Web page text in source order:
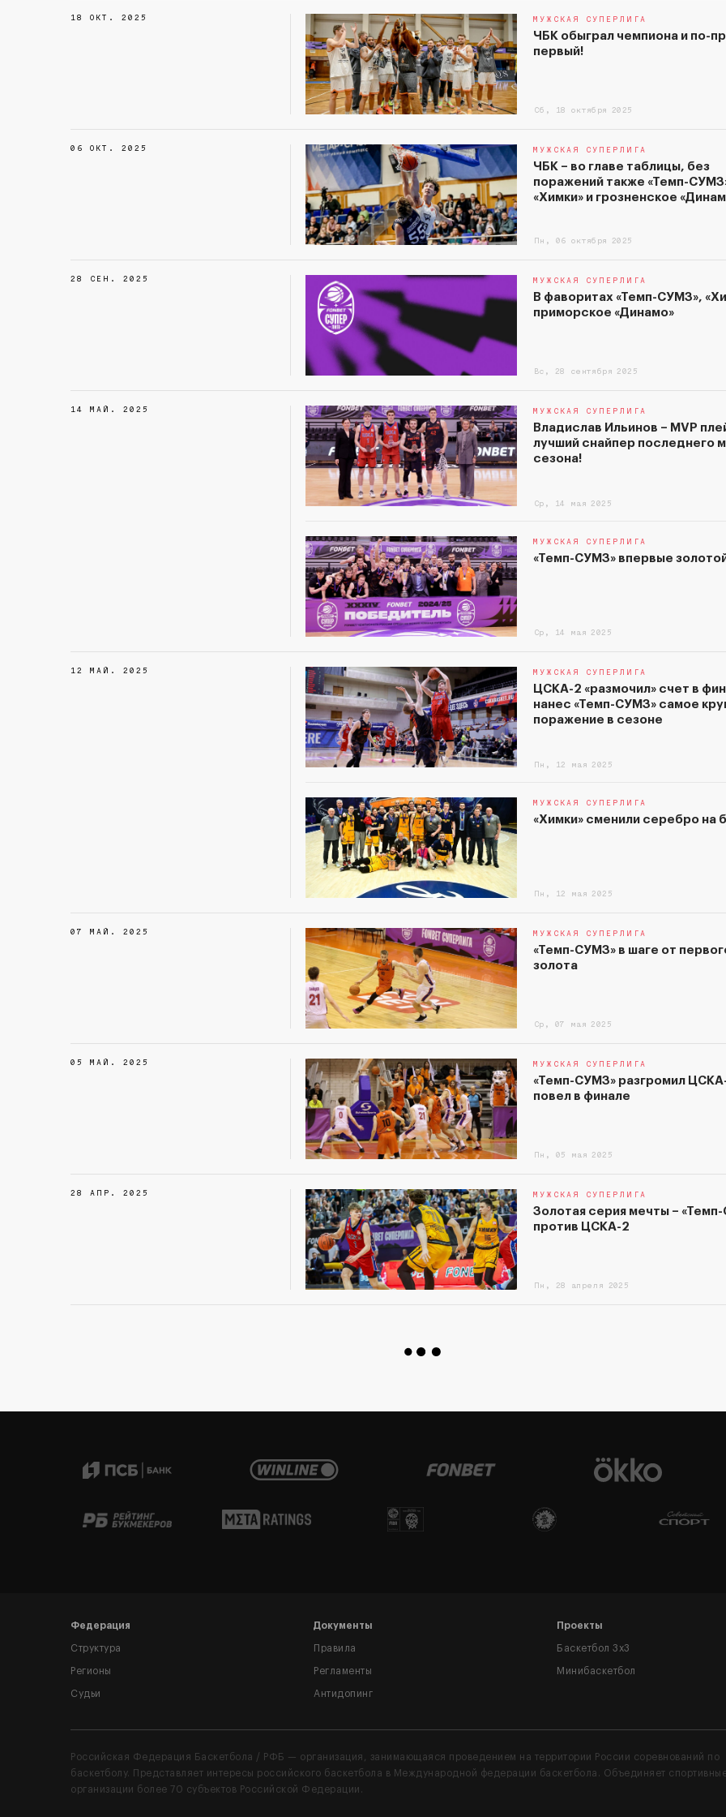
18 ОКТ. 2025 МУЖСКАЯ СУПЕРЛИГА
ЧБК обыграл чемпиона и по-
первый!
Сб, 18 октября 2025
06 ОКТ. 2025 МУЖСКАЯ СУПЕРЛИГА
ЧБК – во главе таблицы, без
поражений также «Темп-
«Химки» и грозненское
Пн, 06 октября 2025
28 СЕН. 2025 МУЖСКАЯ СУПЕРЛИГА
В фаворитах «Темп-СУМЗ»,
приморское «Динамо»
Вс, 28 сентября 2025
14 МАЙ. 2025 МУЖСКАЯ СУПЕРЛИГА
Владислав Ильинов – MVP
лучший снайпер последнего
сезона!
Ср, 14 мая 2025
МУЖСКАЯ СУПЕРЛИГА
«Темп-СУМЗ» впервые
Ср, 14 мая 2025
12 МАЙ. 2025 МУЖСКАЯ СУПЕРЛИГА
ЦСКА-2 «размочил» счет в
нанес «Темп-СУМЗ» самое
поражение в сезоне
Пн, 12 мая 2025
МУЖСКАЯ СУПЕРЛИГА
«Химки» сменили серебро на
Пн, 12 мая 2025
07 МАЙ. 2025 МУЖСКАЯ СУПЕРЛИГА
«Темп-СУМЗ» в шаге от
золота
Ср, 07 мая 2025
05 МАЙ. 2025 МУЖСКАЯ СУПЕРЛИГА
«Темп-СУМЗ» разгромил
повел в финале
Пн, 05 мая 2025
28 АПР. 2025 МУЖСКАЯ СУПЕРЛИГА
Золотая серия мечты –
против ЦСКА-2
Пн, 28 апреля 2025
Федерация
Структура
Регионы
Судьи
Документы
Правила
Регламенты
Антидопинг
Проекты
Баскетбол 3x3
Минибаскетбол
Российская Федерация Баскетбола / РФБ — организация, занимающаяся проведением на территории России соревнований по
баскетболу. Представляет интересы российского баскетбола в Международной федерации баскетбола. Объединяет
организации более 70 субъектов Российской Федерации.